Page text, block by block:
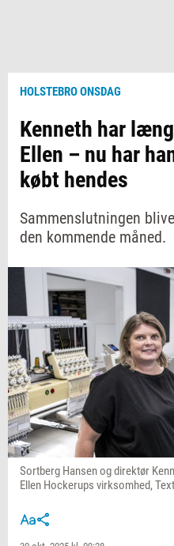
HOLSTEBRO ONSDAG
Kenneth har
Ellen – nu har
købt hendes
Sammenslutningen
den kommende måned.
Sortberg Hansen og direktør
Ellen Hockerups virksomhed,